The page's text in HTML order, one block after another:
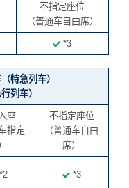
不指定座位
（普通车自由席）
*3
特急列车）
列车）
座
指定
不指定座位
（普通车自由
席）
*3